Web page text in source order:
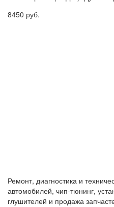
8450 руб.
Ремонт, диагностика и
автомобилей, чип-тюнинг,
глушителей и продажа